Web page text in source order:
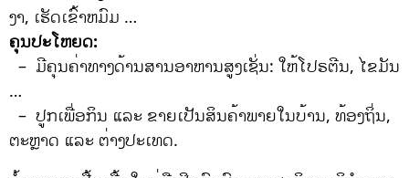
ງາ, ເຮັດເຂົ້າຫມົມ …
ຄຸນປະໂຫຍດ:
– ມີຄຸນຄ່າທາງດ້ານສານອາຫານສູງເຊັ່ນ: ໃຫ້ໂປຣຕີນ, ໄຂມັນ
…
– ປູກເພື່ອກິນ ແລະ ຂາຍເປັນສິນຄ້າພາຍໃນບ້ານ, ທ້ອງຖິ່ນ,
ຕະຫຼາດ ແລະ ຕ່າງປະເທດ.